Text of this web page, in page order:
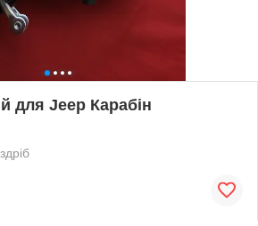
для Jeep Карабін